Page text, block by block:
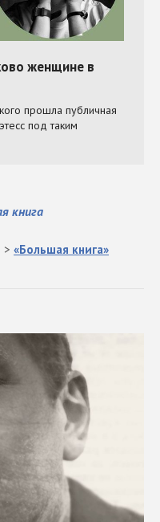
книга
> «Большая книга»